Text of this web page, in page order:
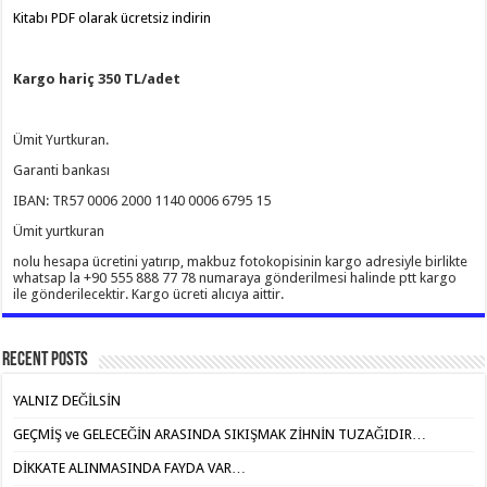
Kitabı PDF olarak ücretsiz indirin
Kargo hariç 350 TL/adet
Ümit Yurtkuran.
Garanti bankası
IBAN: TR57 0006 2000 1140 0006 6795 15
Ümit yurtkuran
nolu hesapa ücretini yatırıp, makbuz fotokopisinin kargo adresiyle birlikte
whatsap la +90 555 888 77 78 numaraya gönderilmesi halinde ptt kargo
ile gönderilecektir. Kargo ücreti alıcıya aittir.
Recent Posts
YALNIZ DEĞİLSİN
GEÇMİŞ ve GELECEĞİN ARASINDA SIKIŞMAK ZİHNİN TUZAĞIDIR…
DİKKATE ALINMASINDA FAYDA VAR…